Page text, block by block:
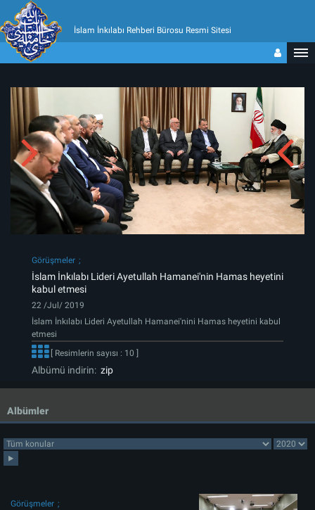
İslam İnkılabı Rehberi Bürosu Resmi Sitesi
Görüşmeler
İslam İnkılabı Lideri Ayetullah Hamanei'nin Hamas heyetini
kabul etmesi
22 /Jul/ 2019
İslam İnkılabı Lideri Ayetullah Hamanei'nini Hamas heyetini kabul
etmesi
[ Resimlerin sayısı : 10 ]
Albümü indirin: zip
Albümler
Görüşmeler